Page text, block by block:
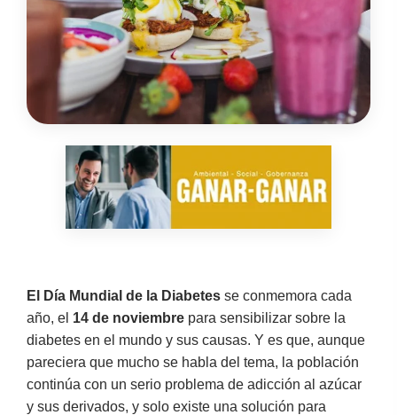
El Día Mundial de la Diabetes se conmemora cada
año, el 14 de noviembre para sensibilizar sobre la
diabetes en el mundo y sus causas. Y es que, aunque
pareciera que mucho se habla del tema, la población
continúa con un serio problema de adicción al azúcar
y sus derivados, y solo existe una solución para